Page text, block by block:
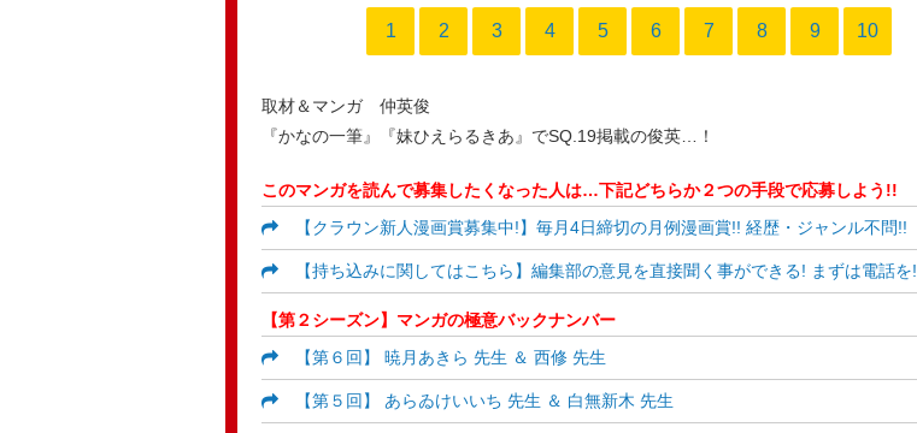
1 2 3 4 5 6 7 8 9 10
取材＆マンガ 仲英俊
『かなの一筆』『妹ひえらるきあ』でSQ.19掲載の俊英…！
このマンガを読んで募集したくなった人は…下記どちらか２つの手段で応募しよう!!
【クラウン新人漫画賞募集中!】毎月4日締切の月例漫画賞!! 経歴・ジャンル不問!!
【持ち込みに関してはこちら】編集部の意見を直接聞く事ができる! まずは電話を!
【第２シーズン】マンガの極意バックナンバー
【第６回】 暁月あきら 先生 ＆ 西修 先生
【第５回】 あらゐけいいち 先生 ＆ 白無新木 先生